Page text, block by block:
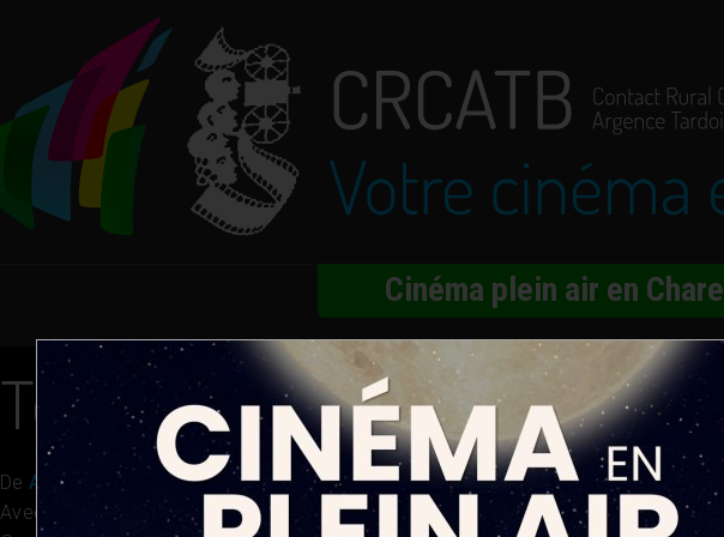
Cinéma plein air en
Toy Story 5
De Andrew Stanton, McKenna Harris
Avec
Jean-Philippe Puymartin, Tom Hanks, Richard Darbois